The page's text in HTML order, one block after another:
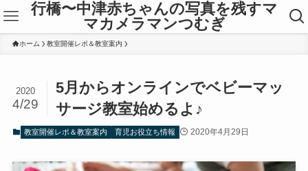
行橋〜中津赤ちゃんの写真を残すマ
マカメラマンつむぎ
ホーム 教室開催レポ＆教室案内
5月からオンラインでベビーマッ
サージ教室始めるよ♪
2020
4/29
教室開催レポ＆教室案内 育児お役立ち情報 2020年4月29日